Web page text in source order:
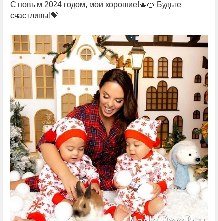
С новым 2024 годом, мои хорошие!🎄🍊 Будьте
счастливы!💝